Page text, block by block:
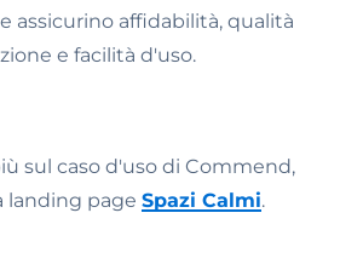
assicurino affidabilità, qualità
e facilità d'uso.
sul caso d'uso di Commend,
landing page Spazi Calmi.